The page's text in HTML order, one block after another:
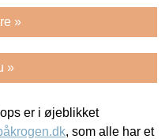
»
»
er i øjeblikket
, som alle har et